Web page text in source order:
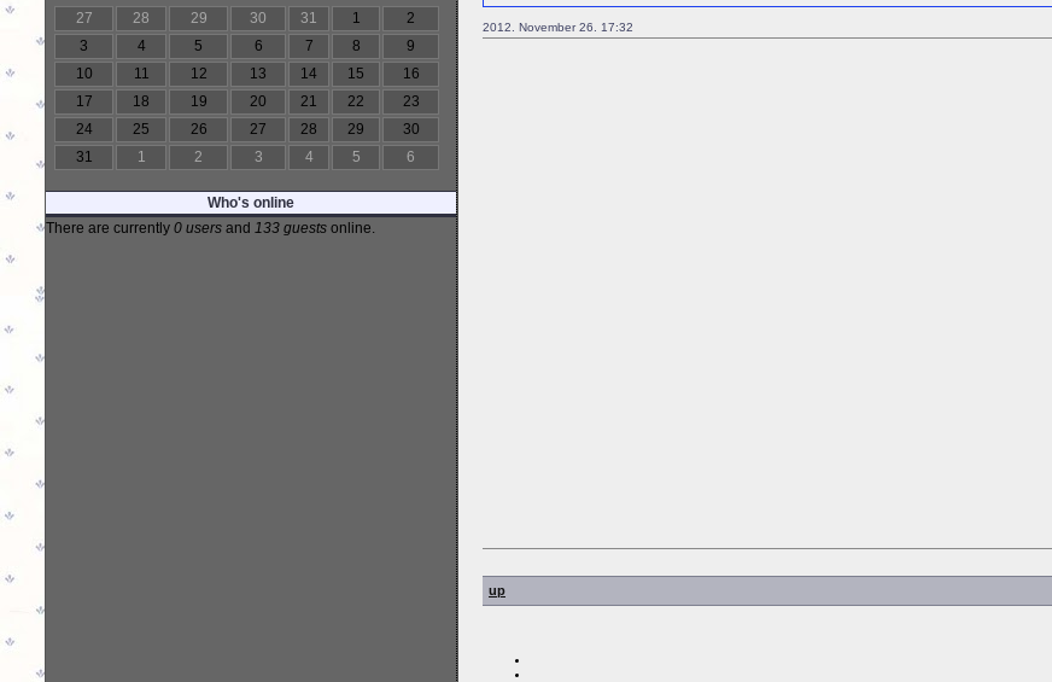
27 28 29 30 31 1
2
3
4 5 6 7 8
9
10
11 12 13 14 15
16
17
18 19 20 21 22
23
24
25 26 27 28 29
30
31
1 2 3 4 5 6
Who's online
There are currently 0 users and 133 guests online.
2012. November 26. 17:32
up